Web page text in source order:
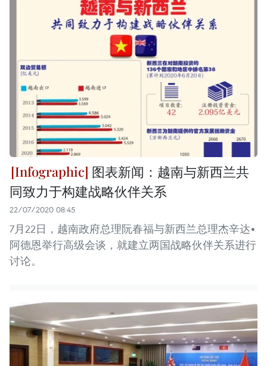
图表新闻：越南与新西兰共
同致力于构建战略伙伴关系
22/07/2020 08:45
7月22日，越南政府总理阮春福与新西兰总理杰辛达•
阿德恩举行高级会谈，就建立两国战略伙伴关系进行
讨论。